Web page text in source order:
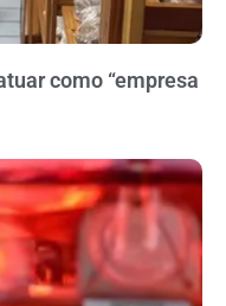
como “empresa